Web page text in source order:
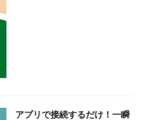
アプリで接続するだけ！一瞬